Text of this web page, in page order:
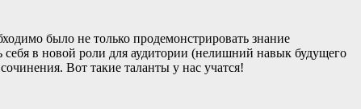
было не только продемонстрировать знание
себя в новой роли для аудитории (нелишний навык будущего
Вот такие таланты у нас учатся!